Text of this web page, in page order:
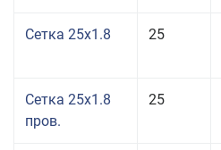
Сетка 25x1.8 25
Сетка 25x1.8
пров.
25